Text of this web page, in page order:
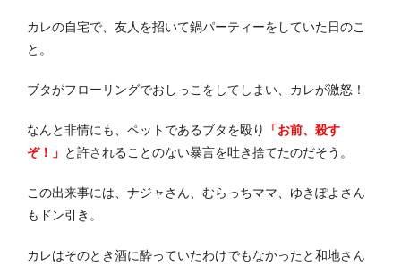
カレの自宅で、友人を招いて鍋パーティーをしていた日のこ
と。
ブタがフローリングでおしっこをしてしまい、カレが激怒！
なんと非情にも、ペットであるブタを殴り
「お前、殺す
ぞ！」 と許されることのない暴言を吐き捨てたのだそう。
この出来事には、ナジャさん、むらっちママ、ゆきぽよさん
もドン引き。
カレはそのとき酒に酔っていたわけでもなかったと和地さん